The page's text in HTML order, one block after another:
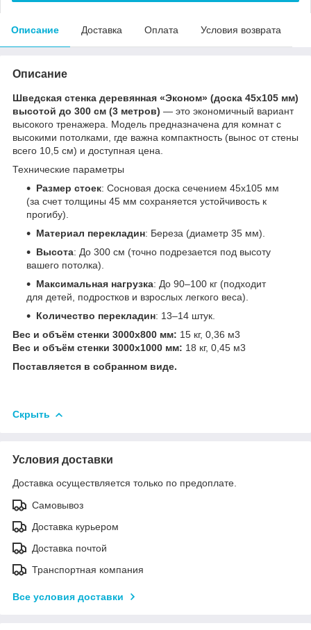
Описание Доставка Оплата Условия возврата
Описание
Шведская стенка деревянная «Эконом» (доска 45х105 мм)
высотой до 300 см (3 метров) — это экономичный вариант
высокого тренажера. Модель предназначена для комнат с
высокими потолками, где важна компактность (вынос от стены
всего 10,5 см) и доступная цена.
Технические параметры
Размер стоек: Сосновая доска сечением 45х105 мм
(за счет толщины 45 мм сохраняется устойчивость к
прогибу).
Материал перекладин: Береза (диаметр 35 мм).
Высота: До 300 см (точно подрезается под высоту
вашего потолка).
Максимальная нагрузка: До 90–100 кг (подходит
для детей, подростков и взрослых легкого веса).
Количество перекладин: 13–14 штук.
Вес и объём стенки 3000х800 мм: 15 кг, 0,36 м3
Вес и объём стенки 3000х1000 мм: 18 кг, 0,45 м3
Поставляется в собранном виде.
Скрыть
Условия доставки
Доставка осуществляется только по предоплате.
Самовывоз
Доставка курьером
Доставка почтой
Транспортная компания
Все условия доставки